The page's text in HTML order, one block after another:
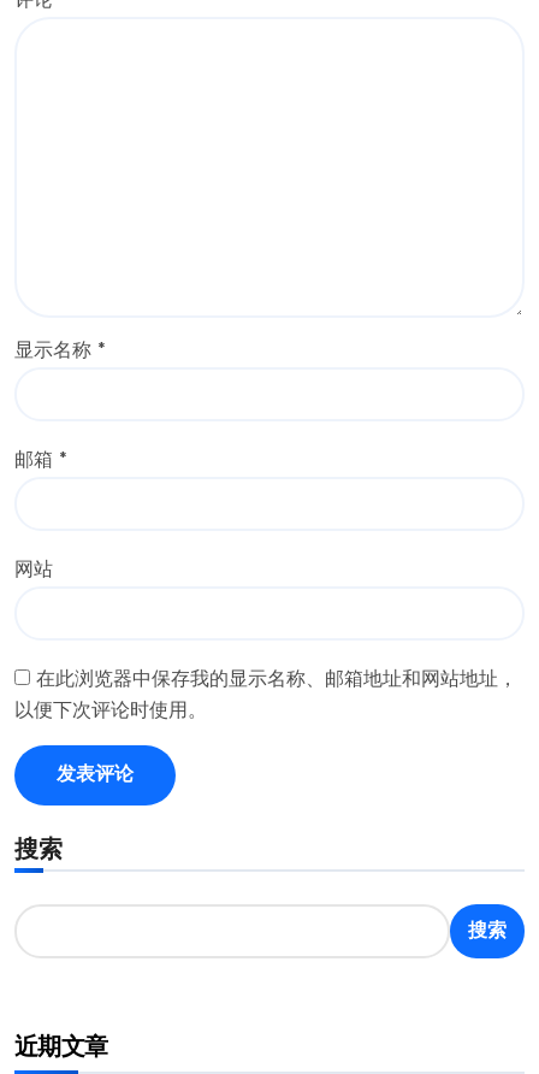
显示名称 *
邮箱 *
网站
在此浏览器中保存我的显示名称、邮箱地址和网站地址，
以便下次评论时使用。
搜索
搜索
近期文章